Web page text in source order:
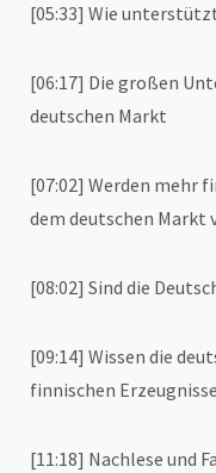
[05:33] Wie
[06:17] Die großen
deutschen Markt
[07:02] Werden mehr
dem deutschen Markt
[08:02] Sind die
[09:14] Wissen die
finnischen
[11:18] Nachlese und